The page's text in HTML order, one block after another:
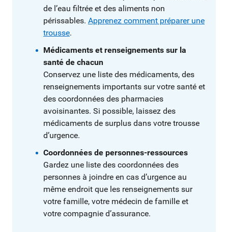
de l’eau filtrée et des aliments non
périssables. Apprenez comment préparer une
trousse.
Médicaments et renseignements sur la
santé de chacun
Conservez une liste des médicaments, des
renseignements importants sur votre santé et
des coordonnées des pharmacies
avoisinantes. Si possible, laissez des
médicaments de surplus dans votre trousse
d’urgence.
Coordonnées de personnes-ressources
Gardez une liste des coordonnées des
personnes à joindre en cas d’urgence au
même endroit que les renseignements sur
votre famille, votre médecin de famille et
votre compagnie d’assurance.